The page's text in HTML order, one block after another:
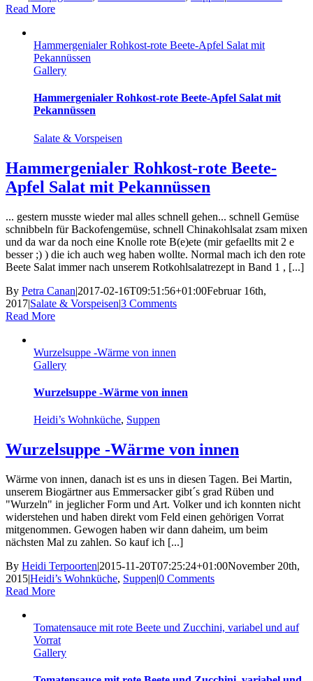
Read More
Hammergenialer Rohkost-rote Beete-Apfel Salat mit
Pekannüssen
Gallery
Hammergenialer Rohkost-rote Beete-Apfel Salat mit
Pekannüssen
Salate & Vorspeisen
Hammergenialer Rohkost-rote Beete-
Apfel Salat mit Pekannüssen
... gestern musste wieder mal alles schnell gehen... schnell Gemüse
schnibbeln für Backofengemüse, schnell Chinakohlsalat zsam mixen
und da war da noch eine Knolle rote B(e)ete (mir gefaellts mit 2 e
besser ;) ) die ich auch weg haben wollte. Normal mach ich den rote
Beete Salat immer nach unserem Rotkohlsalatrezept in Band 1 , [...]
By Petra Canan|2017-02-16T09:51:56+01:00Februar 16th,
2017|Salate & Vorspeisen|3 Comments
Read More
Wurzelsuppe -Wärme von innen
Gallery
Wurzelsuppe -Wärme von innen
Heidi’s Wohnküche, Suppen
Wurzelsuppe -Wärme von innen
Wärme von innen, danach ist es uns in diesen Tagen. Bei Martin,
unserem Biogärtner aus Emmersacker gibt´s grad Rüben und
"Wurzeln" in jeglicher Form und Art. Volker und ich konnten nicht
widerstehen und haben direkt vom Feld einen gehörigen Vorrat
mitgenommen. Gewogen haben wir dann daheim, um beim
nächsten Mal zu zahlen. So kauf ich [...]
By Heidi Terpoorten|2015-11-20T07:25:24+01:00November 20th,
2015|Heidi’s Wohnküche, Suppen|0 Comments
Read More
Tomatensauce mit rote Beete und Zucchini, variabel und auf
Vorrat
Gallery